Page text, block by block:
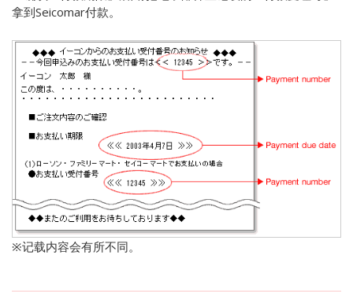
拿到Seicomar付款。
※记载内容会有所不同。